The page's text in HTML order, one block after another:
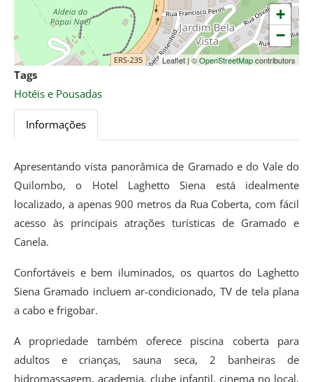
+
−
Leaflet |©OpenStreetMapcontributors
Tags
Hotéis e Pousadas
Informações
Apresentando vista panorâmica de Gramado e do Vale do
Quilombo, o Hotel Laghetto Siena está idealmente
localizado, a apenas 900 metros da Rua Coberta, com fácil
acesso às principais atrações turísticas de Gramado e
Canela.
Confortáveis e bem iluminados, os quartos do Laghetto
Siena Gramado incluem ar-condicionado, TV de tela plana
a cabo e frigobar.
A propriedade também oferece piscina coberta para
adultos e crianças, sauna seca, 2 banheiras de
hidromassagem, academia, clube infantil, cinema no local,